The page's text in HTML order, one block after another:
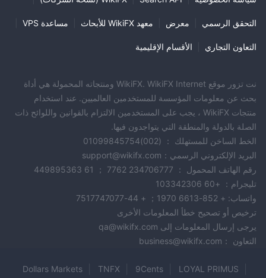
التحقق الرسمي معرض معهد WikiFX للأبحاث مساعدة VPS
التعاون التجاري الأقسام الإقليمية
نت تزور موقع WikiFX. WikiFX Internet ومنتجاته المحمولة هي أداة
بحث عن معلومات المؤسسة للمستخدمين العالميين. عند استخدام
منتجات WikiFX ، يجب على المستخدمين الالتزام بالقوانين واللوائح ذات
الصلة بالدولة والمنطقة التي يتواجدون فيها.
الخط الساخن للمستهلك ： (002)01099845754
البريد الإلكتروني الرسمي：support@wikifx.com
رقم الهاتف المحمول ： 234706777 7762 ； 61 449895363
تليجرام： +60 103342306
واتساب: + 852-6613 1970； + 44-7517747077
ترخيص أو تصحيح خطأ المعلومات الأخرى
يرجى إرسال المعلومات إلى qa@wikifx.com
التعاون ：business@wikifx.com
LOYAL PRIMUS
9Cents
TNFX
Dollars Markets